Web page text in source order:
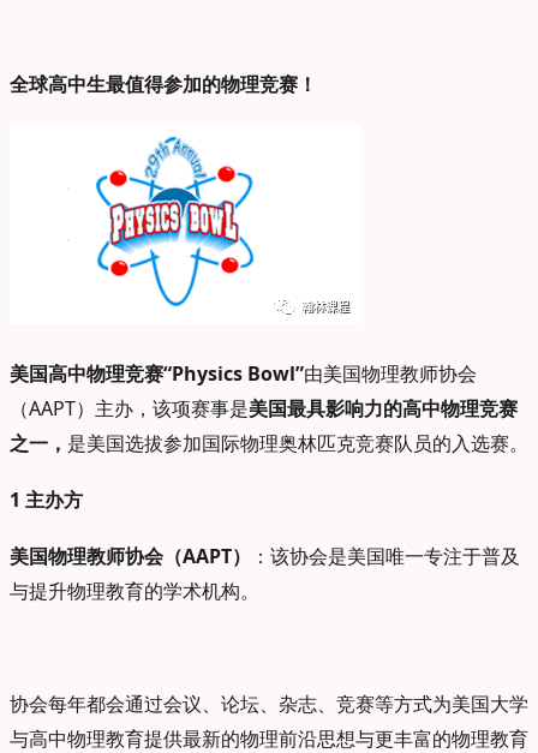
全球高中生最值得参加的物理竞赛！
美国高中物理竞赛“Physics Bowl”由美国物理教师协会
（AAPT）主办，该项赛事是美国最具影响力的高中物理竞赛
之一， 是美国选拔参加国际物理奥林匹克竞赛队员的入选赛。
1 主办方
美国物理教师协会（AAPT）
：该协会是美国唯一专注于普及
与提升物理教育的学术机构。
协会每年都会通过会议、论坛、杂志、竞赛等方式为美国大学
与高中物理教育提供最新的物理前沿思想与更丰富的物理教育